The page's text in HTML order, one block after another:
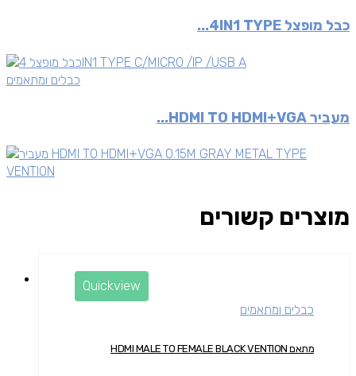
כבל מופצל 4IN1 TYPE...
כבלים ומתאמים
מעביר HDMI TO HDMI+VGA...
מוצרים קשורים
Quickview
כבלים ומתאמים
מתאם HDMI MALE TO FEMALE BLACK VENTION